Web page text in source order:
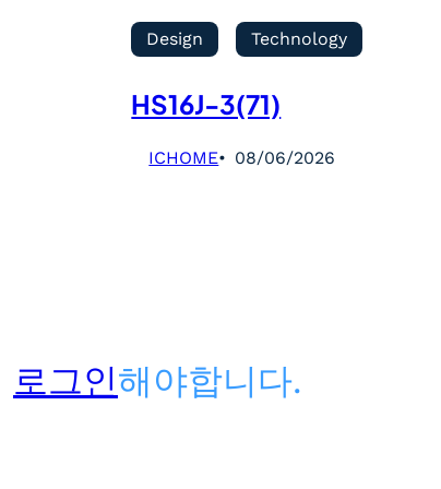
Design Technology
HS16J-3(71)
ICHOME 08/06/2026
로그인해야합니다.